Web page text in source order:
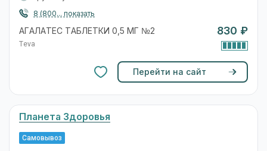
8 (800... показать
АГАЛАТЕС ТАБЛЕТКИ 0,5 МГ №2
Teva
830 ₽
Перейти на сайт
Планета Здоровья
Самовывоз